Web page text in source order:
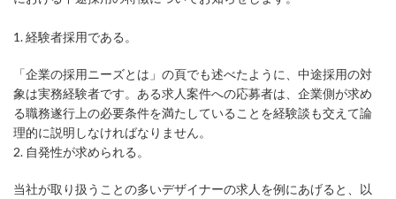
1. 経験者採用である。
「企業の採用ニーズとは」の頁でも述べたように、中途採用の対
象は実務経験者です。ある求人案件への応募者は、企業側が求め
る職務遂行上の必要条件を満たしていることを経験談も交えて論
理的に説明しなければなりません。
2. 自発性が求められる。
当社が取り扱うことの多いデザイナーの求人を例にあげると、以